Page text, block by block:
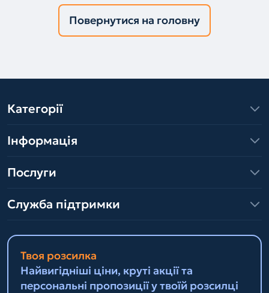
Повернутися на головну
Категорії
Інформація
Послуги
Служба підтримки
Твоя розсилка
Найвигідніші ціни, круті акції та
персональні пропозиції у твоїй розсилці